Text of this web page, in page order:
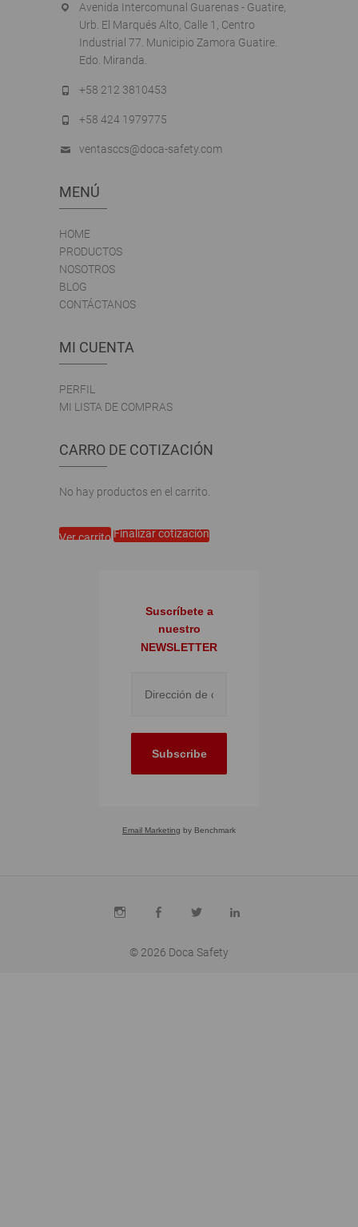
Avenida Intercomunal Guarenas - Guatire,
Urb. El Marqués Alto, Calle 1, Centro
Industrial 77. Municipio Zamora Guatire.
Edo. Miranda.
+58 212 3810453
+58 424 1979775
ventasccs@doca-safety.com
MENÚ
HOME
PRODUCTOS
NOSOTROS
BLOG
CONTÁCTANOS
MI CUENTA
PERFIL
MI LISTA DE COMPRAS
CARRO DE COTIZACIÓN
No hay productos en el carrito.
Ver carritoFinalizar cotización
Suscríbete a
nuestro
NEWSLETTER
Subscribe
Email Marketing by Benchmark
INSTAGRAMFACEBOOK
TWITTER
© 2026 Doca Safety